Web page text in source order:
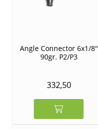
Angle Connector 6x1/8"
90gr. P2/P3
332,50